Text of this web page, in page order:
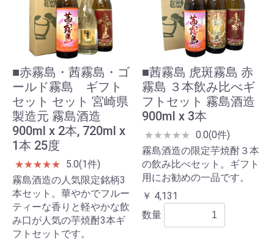
■赤霧島・茜霧島・ゴ
ールド霧島 ギフト
セット セット 宮崎県
製造元 霧島酒造
900ml x 2本, 720ml x
1本 25度
★★★★★
5.0(1件)
霧島酒造の人気限定銘柄3
本セット。華やかでフルー
ティーな香りと軽やかな飲
み口が人気の芋焼酎3本ギ
フトセットです。
■茜霧島 虎斑霧島 赤
霧島 ３本飲み比べギ
フトセット 霧島酒造
900ml x 3本
★★★★★ 0.0(0件)
霧島酒造の限定芋焼酎３本
の飲み比べセット。ギフト
用にお勧めの一品です。
￥ 4,131
数量